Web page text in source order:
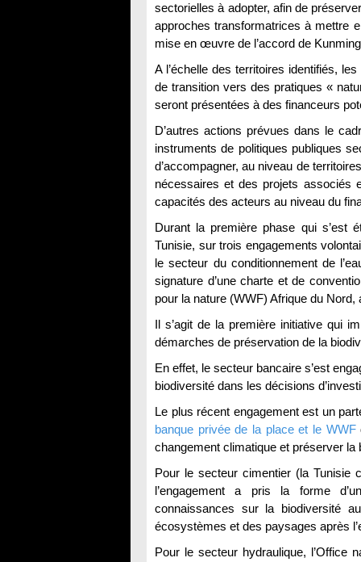
sectorielles à adopter, afin de
approches transformatrices à mettre
mise en œuvre de l’accord de
A l’échelle des territoires identifiés,
de transition vers des pratiques «
seront présentées à des financeurs
D’autres actions prévues dans le
instruments de politiques publiques
d’accompagner, au niveau de
nécessaires et des projets associés
capacités des acteurs au niveau du
Durant la première phase qui s’est
Tunisie, sur trois engagements
le secteur du conditionnement de
signature d’une charte et de
pour la nature (WWF) Afrique du
Il s’agit de la première initiative qui
démarches de préservation de la
En effet, le secteur bancaire s’est
biodiversité dans les décisions
Le plus récent engagement est un
banque privée de la place et le WWF
changement climatique et préserver la
Pour le secteur cimentier (la Tunisie
l’engagement a pris la forme
connaissances sur la biodiversité
écosystèmes et des paysages après
Pour le secteur hydraulique, l’Office